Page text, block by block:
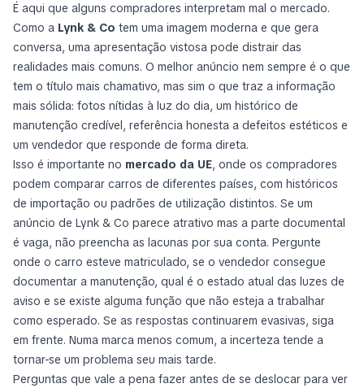
É aqui que alguns compradores interpretam mal o mercado.
Como a Lynk & Co tem uma imagem moderna e que gera
conversa, uma apresentação vistosa pode distrair das
realidades mais comuns. O melhor anúncio nem sempre é o que
tem o título mais chamativo, mas sim o que traz a informação
mais sólida: fotos nítidas à luz do dia, um histórico de
manutenção credível, referência honesta a defeitos estéticos e
um vendedor que responde de forma direta.
Isso é importante no mercado da UE, onde os compradores
podem comparar carros de diferentes países, com históricos
de importação ou padrões de utilização distintos. Se um
anúncio de Lynk & Co parece atrativo mas a parte documental
é vaga, não preencha as lacunas por sua conta. Pergunte
onde o carro esteve matriculado, se o vendedor consegue
documentar a manutenção, qual é o estado atual das luzes de
aviso e se existe alguma função que não esteja a trabalhar
como esperado. Se as respostas continuarem evasivas, siga
em frente. Numa marca menos comum, a incerteza tende a
tornar-se um problema seu mais tarde.
Perguntas que vale a pena fazer antes de se deslocar para ver